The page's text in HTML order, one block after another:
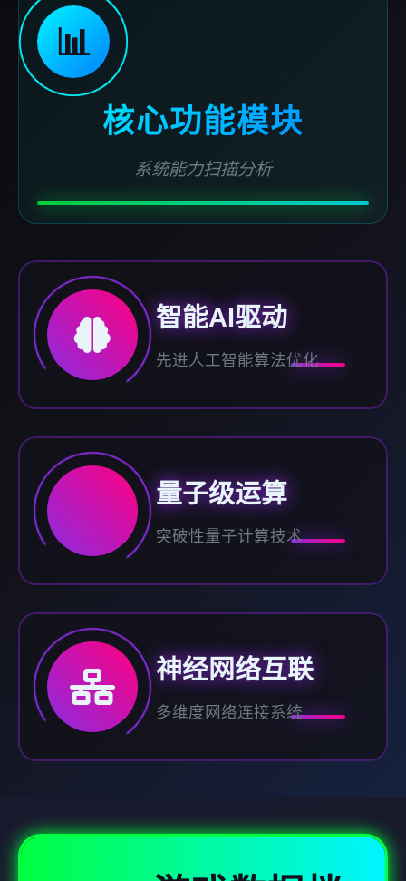
📊
核心功能模块
系统能力扫描分析
智能AI驱动
先进人工智能算法优化
量子级运算
突破性量子计算技术
神经网络互联
多维度网络连接系统